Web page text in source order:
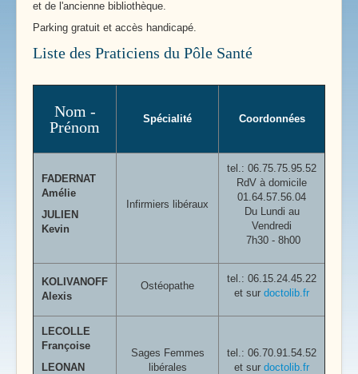
et de l'ancienne bibliothèque.
Parking gratuit et accès handicapé.
Liste des Praticiens du Pôle Santé
Nom -
Prénom
Spécialité Coordonnées
FADERNAT
Amélie
JULIEN
Kevin
Infirmiers libéraux
tel.: 06.75.75.95.52
RdV à domicile
01.64.57.56.04
Du Lundi au
Vendredi
7h30 - 8h00
KOLIVANOFF
Alexis
Ostéopathe
tel.: 06.15.24.45.22
et sur doctolib.fr
LECOLLE
Françoise
LEONAN
Sages Femmes
libérales
tel.: 06.70.91.54.52
et sur doctolib.fr